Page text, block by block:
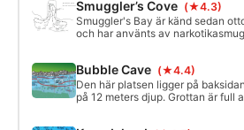
meter och en bredd på 7 meter.
meter och sjunker ner till cirka 30
Smuggler’s Cove (★4.3)
Smuggler's Bay är känd sedan
och har använts av
avstånd. Det finns också ett
slingrande
ingång precis under havsnivån.
Bubble Cave (★4.4)
Den här platsen ligger på
på 12 meters djup. Grottan är full